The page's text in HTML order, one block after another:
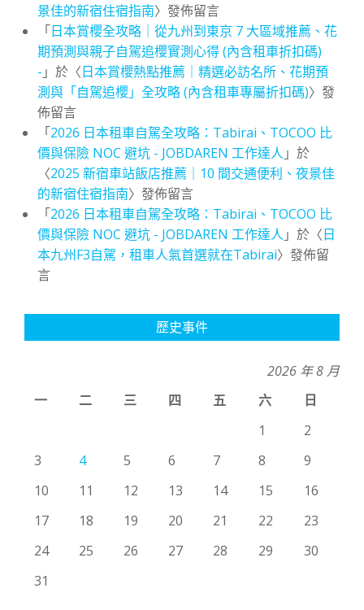
景佳的新宿住宿指南〉發佈留言
「日本賞櫻全攻略｜從九州到東京 7 大區域推薦、花
期預測與親子自駕追櫻實測心得 (內含租車折扣碼)
- 」於〈日本賞櫻熱點推薦｜精選必訪名所、花期預
測與「自駕追櫻」全攻略 (內含租車專屬折扣碼)〉發
佈留言
「2026 日本租車自駕全攻略：Tabirai、TOCOO 比
價與保險 NOC 避坑 - JOBDAREN 工作達人 」於
〈2025 新宿車站飯店推薦｜10 間交通便利、夜景佳
的新宿住宿指南〉發佈留言
「2026 日本租車自駕全攻略：Tabirai、TOCOO 比
價與保險 NOC 避坑 - JOBDAREN 工作達人 」於〈日
本九州F3自駕，租車人氣首選就在Tabirai〉發佈留
言
歷史事件
2026 年 8 月
一
二 三 四 五 六
日
1
2
3
4 5 6 7 8
9
10
11 12 13 14 15
16
17
18 19 20 21 22
23
24
25 26 27 28 29
30
31